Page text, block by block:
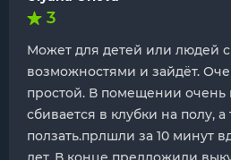
3
Может для детей или людей
возможностями и зайдёт.
простой. В помещении очень
сбивается в клубки на полу,
ползать.прлшли за 10 минут